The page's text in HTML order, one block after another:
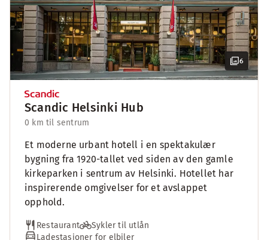
6
Scandic Helsinki Hub
0 km til sentrum
Et moderne urbant hotell i en spektakulær
bygning fra 1920-tallet ved siden av den gamle
kirkeparken i sentrum av Helsinki. Hotellet har
inspirerende omgivelser for et avslappet
opphold.
Restaurant
Sykler til utlån
Ladestasjoner for elbiler